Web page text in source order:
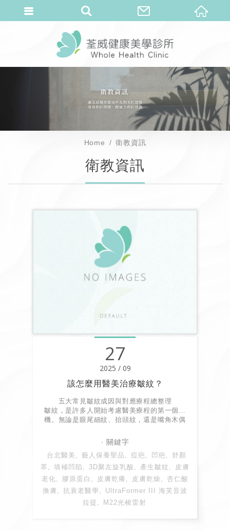
Home 衛教資訊
衛教資訊
27
2025 / 09
該怎麼用醫美治療皺紋？
五大常見皺紋成因與對應療程總整理
皺紋，是許多人開始考慮醫美療程的第一個動
機。無論是眼尾細紋、抬頭紋，還是嘴角木偶
台北醫美 藝人保養聖品 痘疤 凹疤
舒顏
萃
填補凹陷 3D聚左旋乳酸 產生皺紋
皮膚
老化
膠原蛋白 皮膚乾癢 皮膚乾燥
杏仁酸
換膚
抗衰老醫學
UltraFormer III 海芙音波
拉提
M22光梭雷射